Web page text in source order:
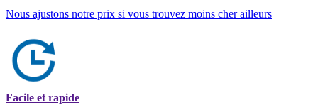
Nous ajustons notre prix si vous trouvez moins cher ailleurs
Facile et rapide